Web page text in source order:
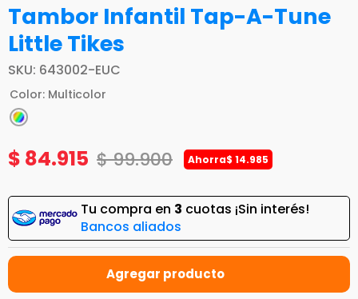
Tambor Infantil Tap-A-Tune
Little Tikes
SKU: 643002-EUC
Color: Multicolor
$ 84.915 $99.900 Ahorra$ 14.985
Tu compra en 3 cuotas ¡Sin interés!
Bancos aliados